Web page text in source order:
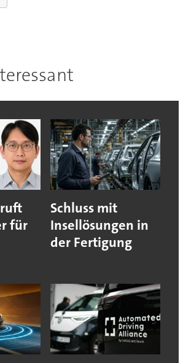
für
Schluss mit
Insellösungen in
der Fertigung